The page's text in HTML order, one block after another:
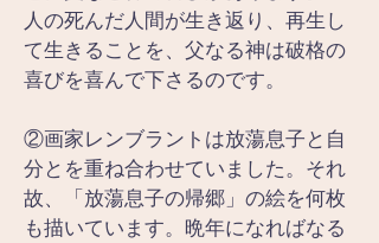
人の死んだ人間が生き返り、再生し
て生きることを、父なる神は破格の
喜びを喜んで下さるのです。
②画家レンブラントは放蕩息子と自
分とを重ね合わせていました。それ
故、「放蕩息子の帰郷」の絵を何枚
も描いています。晩年になればなる